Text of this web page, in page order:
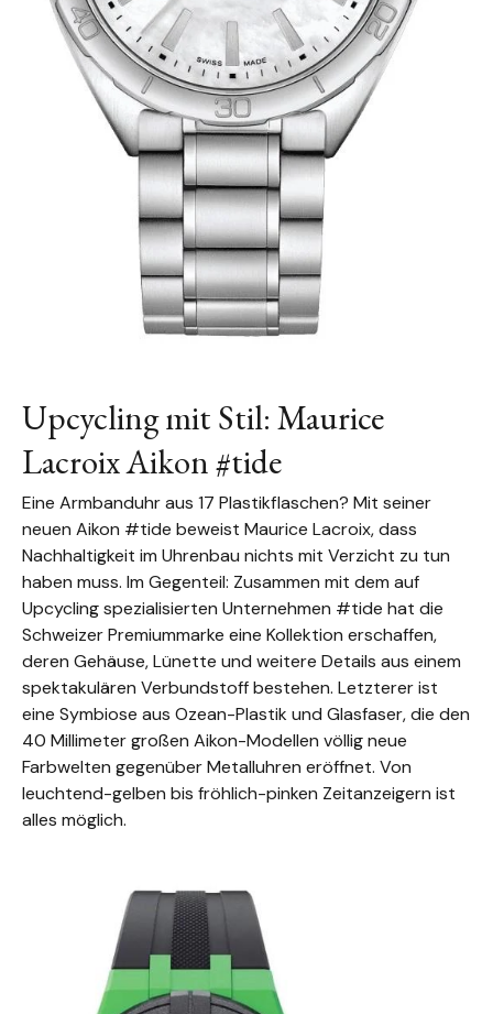
Upcycling mit Stil: Maurice
Lacroix Aikon #tide
Eine Armbanduhr aus 17 Plastikflaschen? Mit seiner
neuen Aikon #tide beweist Maurice Lacroix, dass
Nachhaltigkeit im Uhrenbau nichts mit Verzicht zu tun
haben muss. Im Gegenteil: Zusammen mit dem auf
Upcycling spezialisierten Unternehmen #tide hat die
Schweizer Premiummarke eine Kollektion erschaffen,
deren Gehäuse, Lünette und weitere Details aus einem
spektakulären Verbundstoff bestehen. Letzterer ist
eine Symbiose aus Ozean-Plastik und Glasfaser, die den
40 Millimeter großen Aikon-Modellen völlig neue
Farbwelten gegenüber Metalluhren eröffnet. Von
leuchtend-gelben bis fröhlich-pinken Zeitanzeigern ist
alles möglich.